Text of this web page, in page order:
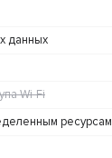
данных
Wi-Fi
ресурсам